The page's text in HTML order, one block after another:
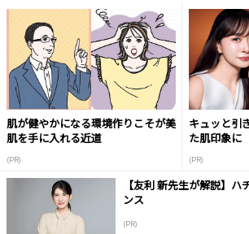
肌が健やかになる環境作りこそが美
肌を手に入れる近道
(PR)
キュッと引
た肌印象に
(PR)
【友利 新先生が解説】
ンス
(PR)